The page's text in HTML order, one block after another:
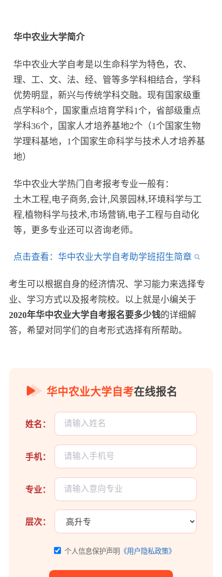
华中农业大学简介
华中农业大学自考是以生命科学为特色，农、
理、工、文、法、经、管等多学科相结合，学科
优势明显，新兴与传统学科交融。现有国家级重
点学科8个，国家重点培育学科1个，省部级重点
学科36个，国家人才培养基地2个（1个国家生物
学理科基地，1个国家生命科学与技术人才培养基
地）
华中农业大学热门自考报考专业一般有：
土木工程,电子商务,会计,风景园林,环境科学与工
程,植物科学与技术,市场营销,电子工程与自动化
等，更多专业还可以咨询老师。
点击查看：华中农业大学自考助学班招生简章
考生可以根据自身的经济情况、学习能力来选择专
业、学习方式以及报考院校。以上就是小编关于
2020年华中农业大学自考报名要多少钱的详细解
答，希望对同学们的自考形式选择有所帮助。
华中农业大学自考在线报名
姓名：
手机：
专业：
层次：
个人信息保护声明 《用户隐私政策》